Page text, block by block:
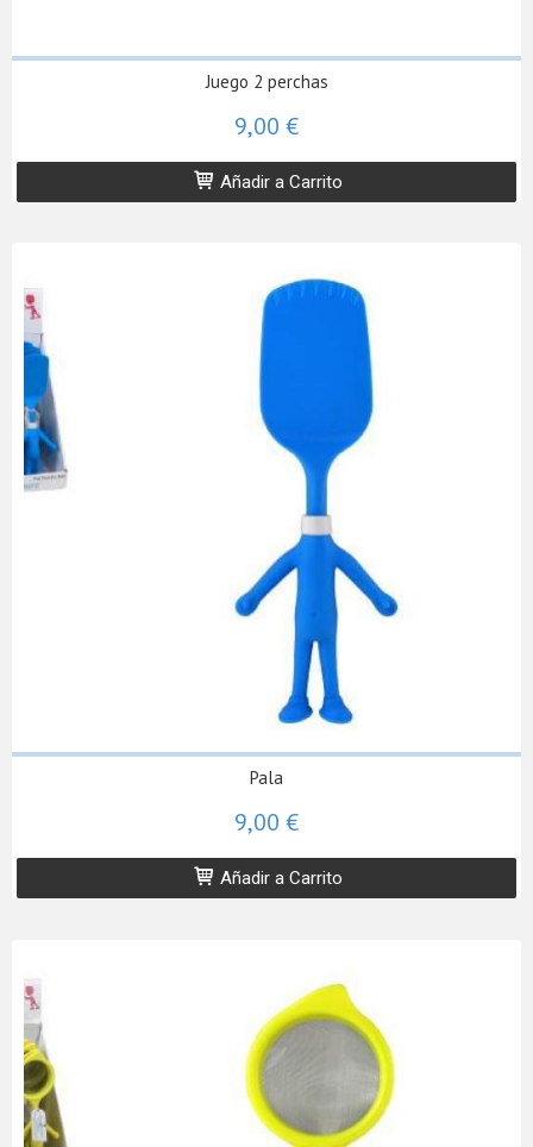
Juego 2 perchas
9,00 €
Añadir a Carrito
Pala
9,00 €
Añadir a Carrito